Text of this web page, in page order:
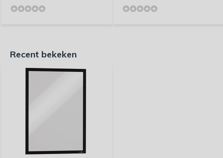
Recent bekeken